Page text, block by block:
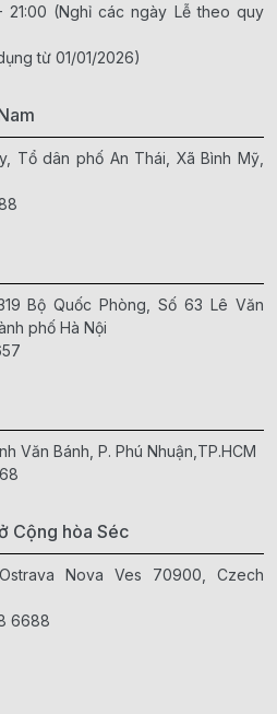
(Nghỉ các ngày Lễ theo quy
từ 01/01/2026)
Tổ dân phố An Thái, Xã Bình Mỹ,
Bộ Quốc Phòng, Số 63 Lê Văn
phố Hà Nội
Văn Bánh, P. Phú Nhuận,TP.HCM
Cộng hòa Séc
Nova Ves 70900, Czech
6688